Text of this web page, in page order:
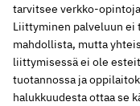
tarvitsee verkko-
Liittyminen palveluun ei
mahdollista, mutta
liittymisessä ei ole
tuotannossa ja
halukkuudesta ottaa se